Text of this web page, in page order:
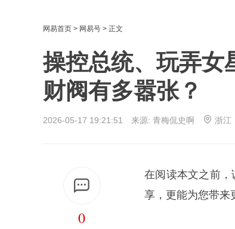
网易首页 > 网易号 > 正文
操控总统、玩弄女
财阀有多嚣张？
2026-05-17 19:21:51 来源: 青梅侃史啊 浙江
0
在阅读本文之前，
享，更能为您带来